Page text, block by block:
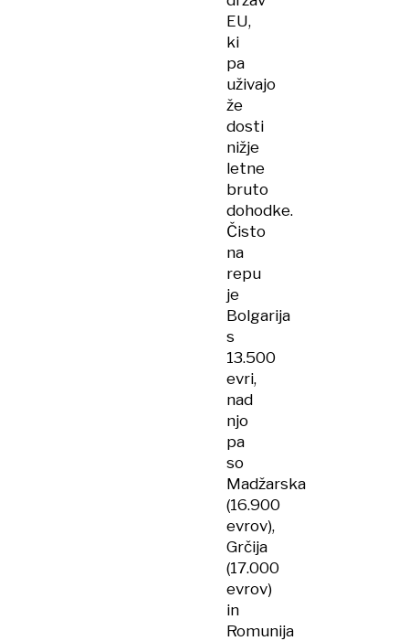
EU,
ki
pa
uživajo
že
dosti
nižje
letne
bruto
dohodke.
Čisto
na
repu
je
Bolgarija
s
13.500
evri,
nad
njo
pa
so
Madžarska
(16.900
evrov),
Grčija
(17.000
evrov)
in
Romunija